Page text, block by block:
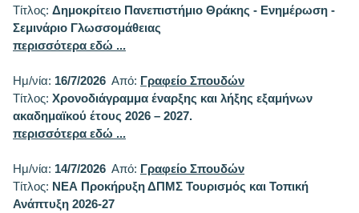
Τίτλος: Δημοκρίτειο Πανεπιστήμιο Θράκης - Ενημέρωση -
Σεμινάριο Γλωσσομάθειας
περισσότερα εδώ ...
Ημ/νία: 16/7/2026 Από: Γραφείο Σπουδών
Τίτλος: Χρονοδιάγραμμα έναρξης και λήξης εξαμήνων
ακαδημαϊκού έτους 2026 – 2027.
περισσότερα εδώ ...
Ημ/νία: 14/7/2026 Από: Γραφείο Σπουδών
Τίτλος: ΝΕΑ Προκήρυξη ΔΠΜΣ Τουρισμός και Τοπική
Ανάπτυξη 2026-27